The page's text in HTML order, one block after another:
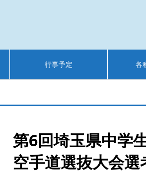
行事予定 各
第6回埼玉県中学
空手道選抜大会